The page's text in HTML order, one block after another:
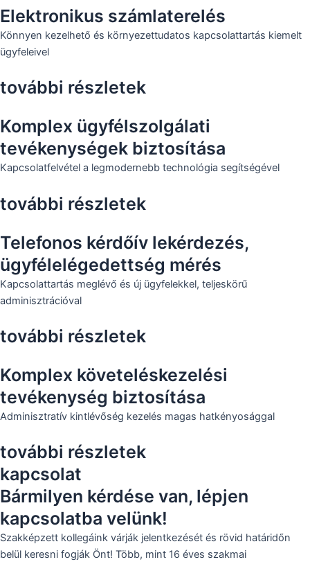
Elektronikus számlaterelés
Könnyen kezelhető és környezettudatos kapcsolattartás kiemelt
ügyfeleivel
további részletek
Komplex ügyfélszolgálati
tevékenységek biztosítása
Kapcsolatfelvétel a legmodernebb technológia segítségével
további részletek
Telefonos kérdőív lekérdezés,
ügyfélelégedettség mérés
Kapcsolattartás meglévő és új ügyfelekkel, teljeskörű
adminisztrációval
további részletek
Komplex követeléskezelési
tevékenység biztosítása
Adminisztratív kintlévőség kezelés magas hatkényosággal
további részletek
kapcsolat
Bármilyen kérdése van, lépjen
kapcsolatba velünk!
Szakképzett kollegáink várják jelentkezését és rövid határidőn
belül keresni fogják Önt! Több, mint 16 éves szakmai